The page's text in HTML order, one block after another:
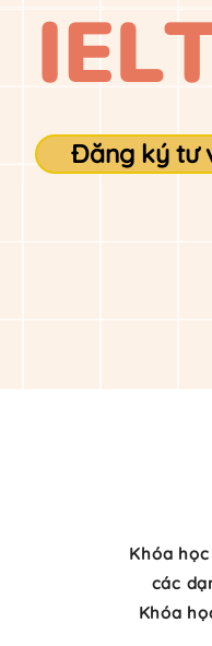
Đăng ký tư
Khóa học
các
Khóa